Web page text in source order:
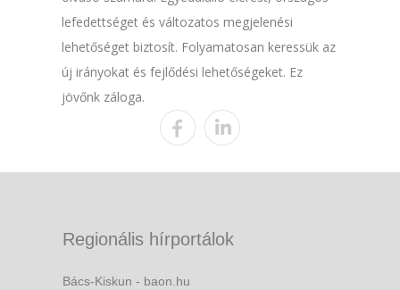
lefedettséget és változatos megjelenési
lehetőséget biztosít. Folyamatosan keressük az
új irányokat és fejlődési lehetőségeket. Ez
jövőnk záloga.
Regionális hírportálok
Bács-Kiskun - baon.hu